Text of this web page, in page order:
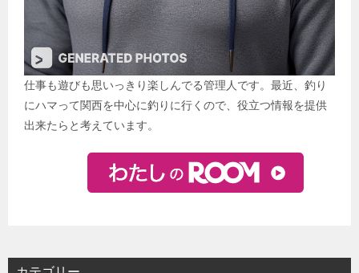
仕事も遊びも思いっきり楽しんでる管理人です。最近、釣り
にハマって関西を中心に釣りに行くので、役立つ情報を提供
出来たらと考えています。